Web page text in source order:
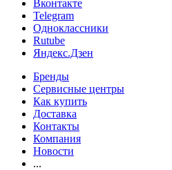
Вконтакте
Telegram
Одноклассники
Rutube
Яндекс.Дзен
Бренды
Сервисные центры
Как купить
Доставка
Контакты
Компания
Новости
...